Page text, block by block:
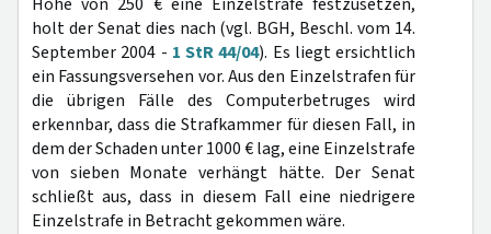
holt der Senat dies nach (vgl. BGH, Beschl. vom 14.
September 2004 - 1 StR 44/04). Es liegt ersichtlich
ein Fassungsversehen vor. Aus den Einzelstrafen für
die übrigen Fälle des Computerbetruges wird
erkennbar, dass die Strafkammer für diesen Fall, in
dem der Schaden unter 1000 € lag, eine Einzelstrafe
von sieben Monate verhängt hätte. Der Senat
schließt aus, dass in diesem Fall eine niedrigere
Einzelstrafe in Betracht gekommen wäre.